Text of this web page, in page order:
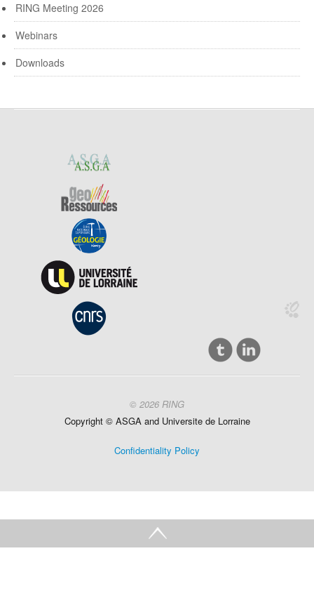
RING Meeting 2026
Webinars
Downloads
© 2026 RING
Copyright © ASGA and Universitede Lorraine
Confidentiality Policy